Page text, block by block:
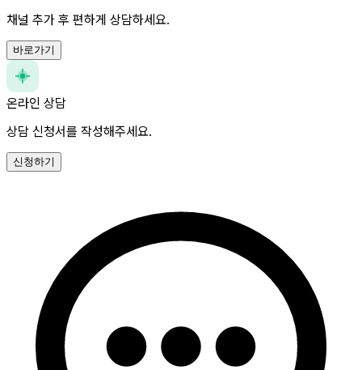
채널 추가 후 편하게 상담하세요.
바로가기
온라인 상담
상담 신청서를 작성해주세요.
신청하기